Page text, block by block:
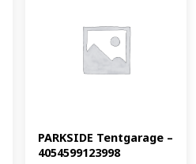
PARKSIDE Tentgarage –
4054599123998